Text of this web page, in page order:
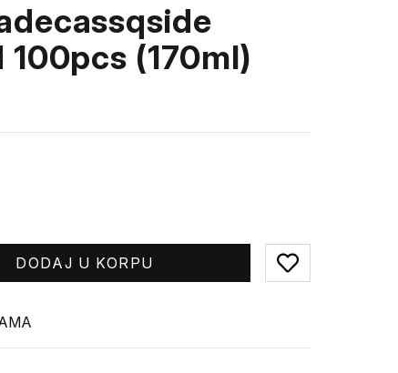
100pcs (170ml)
DODAJ U KORPU
Add to favorites